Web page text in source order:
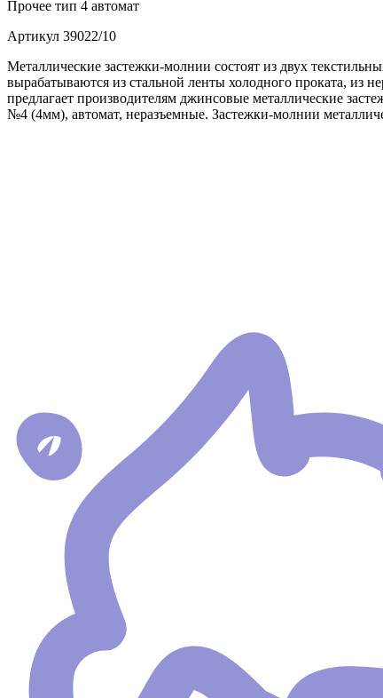
Прочее тип 4 автомат
Артикул 39022/10
Металлические застежки-молнии состоят из двух
вырабатываются из стальной ленты холодного проката,
предлагает производителям джинсовые металлические
№4 (4мм), автомат, неразъемные. Застежки-молнии